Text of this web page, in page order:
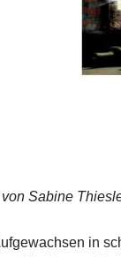
Sabine
in